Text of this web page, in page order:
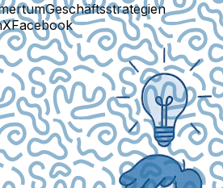
Geschäftsstrategien
XFacebook